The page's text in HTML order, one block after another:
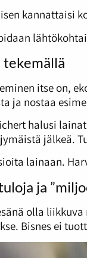
kannattaisi
tekemällä
itse on,
ja nostaa
halusi
jälkeä.
lainaan.
ja
olla
Bisnes ei